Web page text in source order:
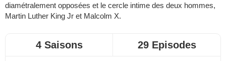
diamétralement opposées et le cercle intime des deux hommes,
Martin Luther King Jr et Malcolm X.
4 Saisons 29 Episodes